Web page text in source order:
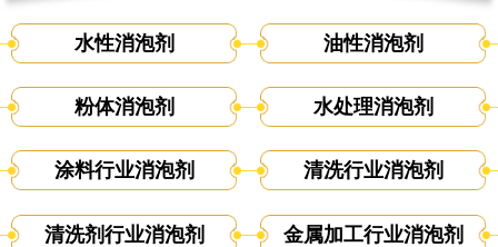
水性消泡剂 油性消泡剂
粉体消泡剂 水处理消泡剂
涂料行业消泡剂 清洗行业消泡剂
清洗剂行业消泡剂 金属加工行业消泡剂